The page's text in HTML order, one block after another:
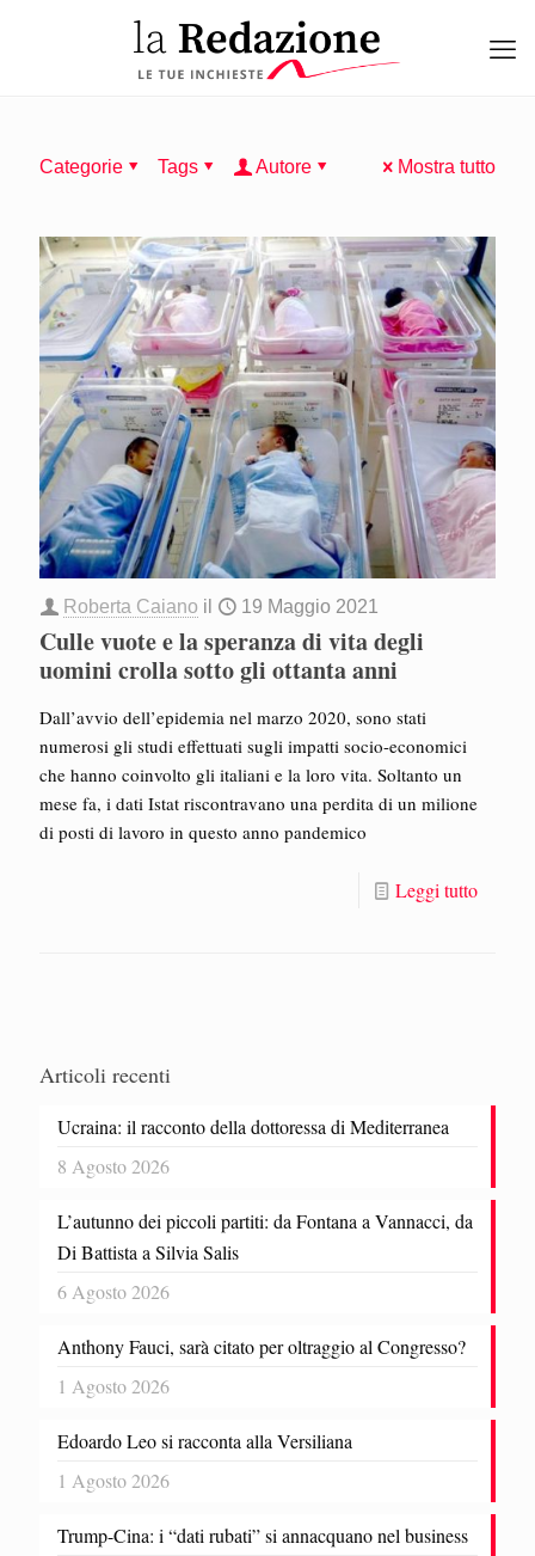
Categorie Tags Autore Mostra tutto
Roberta Caiano il 19 Maggio 2021
Culle vuote e la speranza di vita degli
uomini crolla sotto gli ottanta anni
Dall’avvio dell’epidemia nel marzo 2020, sono stati
numerosi gli studi effettuati sugli impatti socio-economici
che hanno coinvolto gli italiani e la loro vita. Soltanto un
mese fa, i dati Istat riscontravano una perdita di un milione
di posti di lavoro in questo anno pandemico
Leggi tutto
Articoli recenti
Ucraina: il racconto della dottoressa di Mediterranea
8 Agosto 2026
L’autunno dei piccoli partiti: da Fontana a Vannacci, da
Di Battista a Silvia Salis
6 Agosto 2026
Anthony Fauci, sarà citato per oltraggio al Congresso?
1 Agosto 2026
Edoardo Leo si racconta alla Versiliana
1 Agosto 2026
Trump-Cina: i “dati rubati” si annacquano nel business